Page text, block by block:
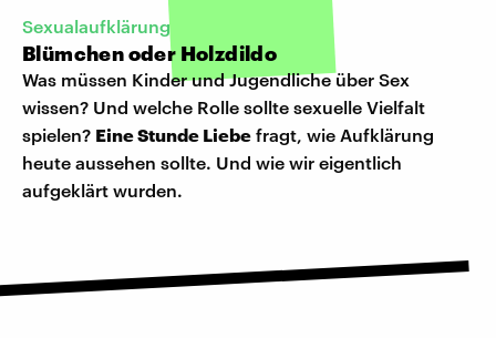
Sexualaufklärung
Blümchen oder Holzdildo
Was müssen Kinder und Jugendliche über Sex
wissen? Und welche Rolle sollte sexuelle Vielfalt
spielen? Eine Stunde Liebe fragt, wie Aufklärung
heute aussehen sollte. Und wie wir eigentlich
aufgeklärt wurden.